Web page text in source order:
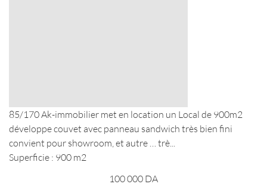
85/170 Ak-immobilier met en location un Local de 900m2
développe couvet avec panneau sandwich très bien fini
convient pour showroom, et autre … trè...
Superficie : 900 m2
100 000 DA